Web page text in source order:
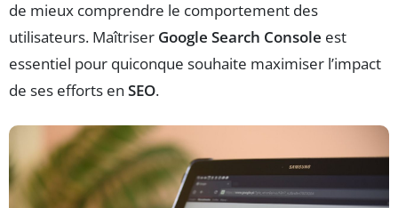
de mieux comprendre le comportement des
utilisateurs. Maîtriser Google Search Console est
essentiel pour quiconque souhaite maximiser l’impact
de ses efforts en SEO.